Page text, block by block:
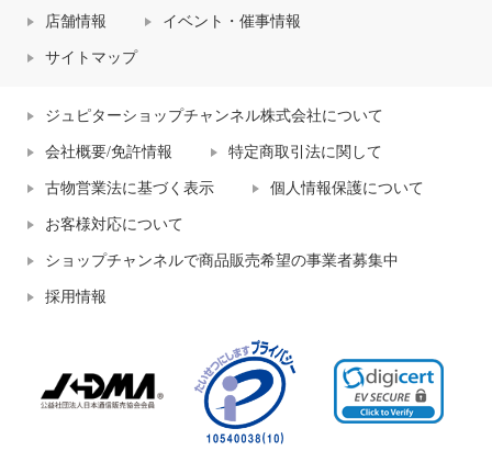
店舗情報 イベント・催事情報
サイトマップ
ジュピターショップチャンネル株式会社について
会社概要/免許情報 特定商取引法に関して
古物営業法に基づく表示 個人情報保護について
お客様対応について
ショップチャンネルで商品販売希望の事業者募集中
採用情報